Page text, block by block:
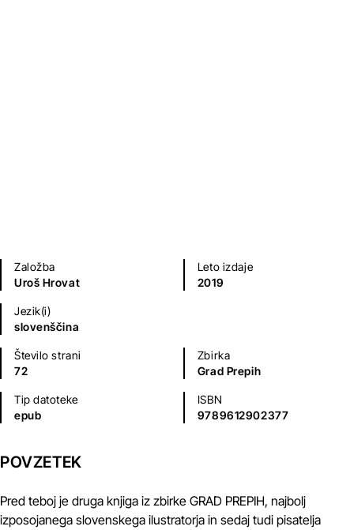
Založba
Uroš Hrovat
Leto izdaje
2019
Jezik(i)
slovenščina
Število strani
72
Zbirka
Grad Prepih
Tip datoteke
epub
ISBN
9789612902377
POVZETEK
Pred teboj je druga knjiga iz zbirke GRAD PREPIH, najbolj
izposojanega slovenskega ilustratorja in sedaj tudi pisatelja